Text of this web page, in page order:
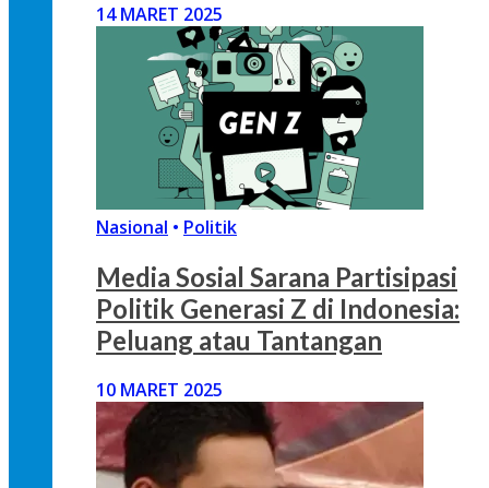
14 MARET 2025
Nasional • Politik
Media Sosial Sarana Partisipasi
Politik Generasi Z di Indonesia:
Peluang atau Tantangan
10 MARET 2025